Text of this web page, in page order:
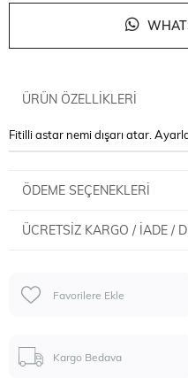
ÜRÜN ÖZELLIKLERI
Fitilli astar nemi dışarı atar.
ÖDEME SEÇENEKLERI
ÜCRETSIZ KARGO / İADE /
Favorilere Ekle
Kargo Bedava